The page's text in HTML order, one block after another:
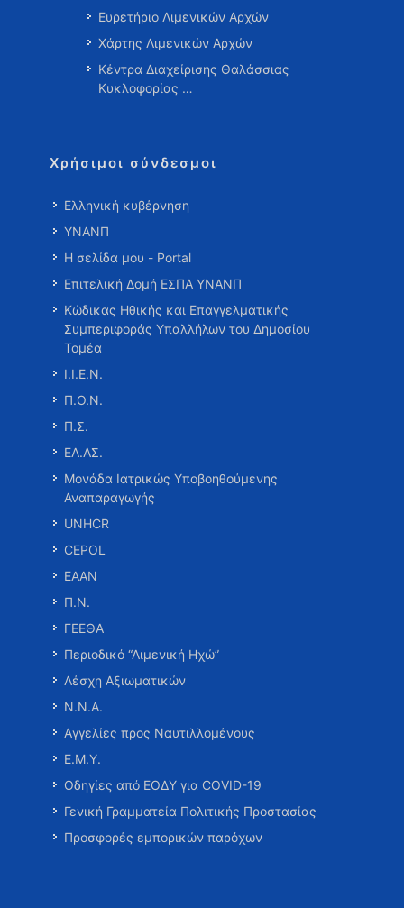
Ευρετήριο Λιμενικών Αρχών
Χάρτης Λιμενικών Αρχών
Κέντρα Διαχείρισης Θαλάσσιας
Κυκλοφορίας …
Χρήσιμοι σύνδεσμοι
Ελληνική κυβέρνηση
ΥΝΑΝΠ
Η σελίδα μου - Portal
Επιτελική Δομή ΕΣΠΑ ΥΝΑΝΠ
Κώδικας Ηθικής και Επαγγελματικής
Συμπεριφοράς Υπαλλήλων του Δημοσίου
Τομέα
Ι.Ι.Ε.Ν.
Π.Ο.Ν.
Π.Σ.
ΕΛ.ΑΣ.
Μονάδα Ιατρικώς Υποβοηθούμενης
Αναπαραγωγής
UNHCR
CEPOL
ΕΑΑΝ
Π.Ν.
ΓΕΕΘΑ
Περιοδικό “Λιμενική Ηχώ”
Λέσχη Αξιωματικών
Ν.Ν.Α.
Αγγελίες προς Ναυτιλλομένους
Ε.Μ.Υ.
Οδηγίες από ΕΟΔΥ για COVID-19
Γενική Γραμματεία Πολιτικής Προστασίας
Προσφορές εμπορικών παρόχων